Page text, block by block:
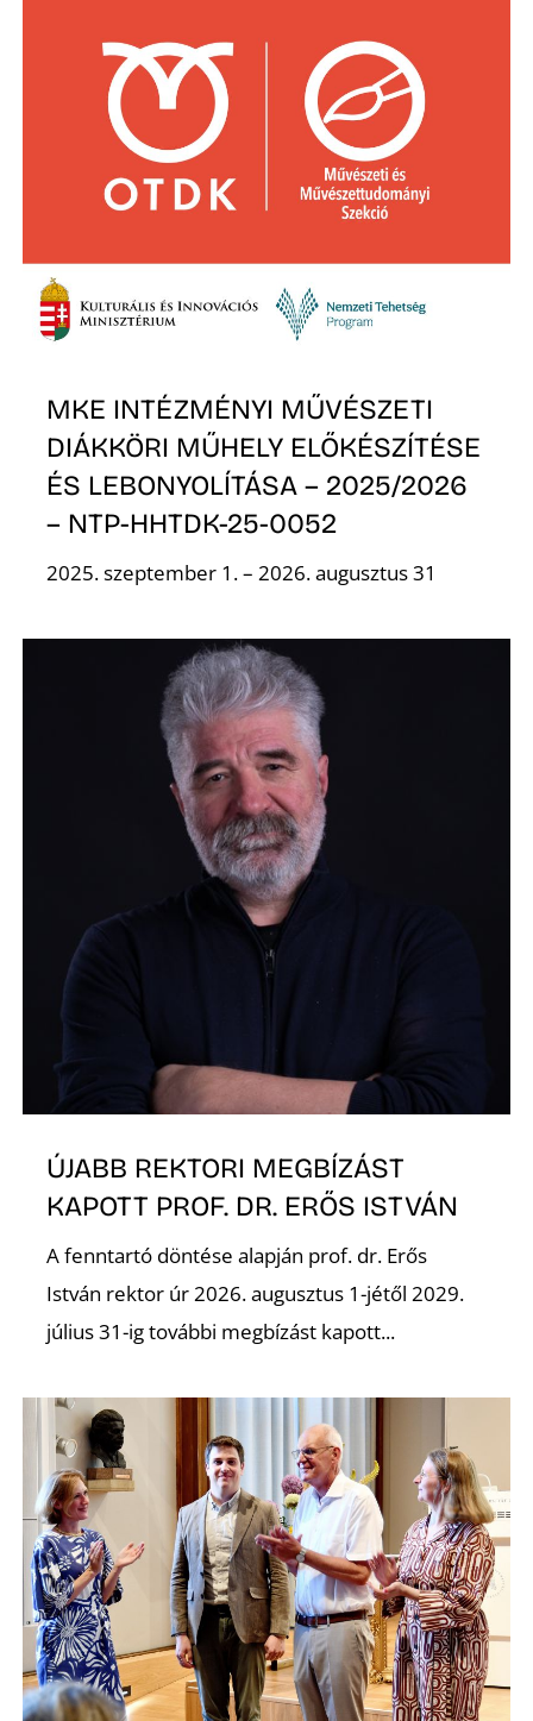
MKE INTÉZMÉNYI MŰVÉSZETI
DIÁKKÖRI MŰHELY ELŐKÉSZÍTÉSE
ÉS LEBONYOLÍTÁSA – 2025/2026
– NTP-HHTDK-25-0052
2025. szeptember 1. – 2026. augusztus 31
ÚJABB REKTORI MEGBÍZÁST
KAPOTT PROF. DR. ERŐS ISTVÁN
A fenntartó döntése alapján prof. dr. Erős
István rektor úr 2026. augusztus 1-jétől 2029.
július 31-ig további megbízást kapott...